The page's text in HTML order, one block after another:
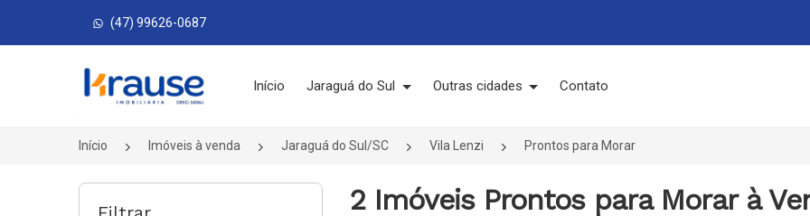
(47) 99626-0687
Página inicial
Início Jaraguá do Sul Outras cidades Contato
Início Imóveis à venda Jaraguá do Sul/SC Vila Lenzi Prontos para Morar
2 Imóveis Prontos para Morar à